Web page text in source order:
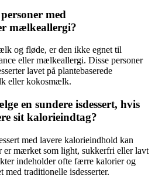
med
mælkeallergi?
og fløde, er den ikke egnet til
eller mælkeallergi. Disse personer
lavet på plantebaserede
eller kokosmælk.
en sundere isdessert, hvis
sit kalorieindtag?
med lavere kalorieindhold kan
er mærket som light, sukkerfri eller lavt
indeholder ofte færre kalorier og
med traditionelle isdesserter.